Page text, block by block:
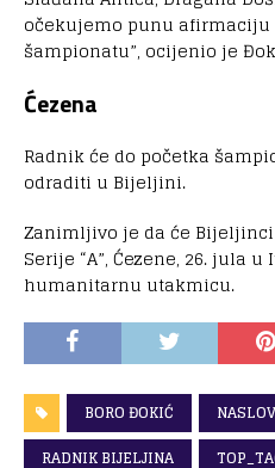
očekujemo punu afirmaciju
šampionatu”, ocijenio je
Ćezena
Radnik će do početka
odraditi u Bijeljini.
Zanimljivo je da će
Serije “A”, Ćezene, 26.
humanitarnu utakmicu.
BORO ĐOKIĆ
RADNIK BIJELJINA